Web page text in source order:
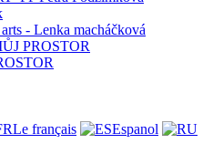
- Lenka macháčková
PROSTOR
Le français
Espanol